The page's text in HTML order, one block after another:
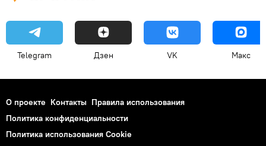
Telegram Дзен VK Макс
О проекте Контакты Правила использования
Политика конфиденциальности
Политика использования Cookie